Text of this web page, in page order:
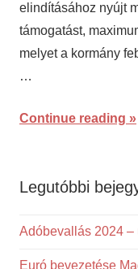
elindításához nyújt
támogatást,
melyet a kormány
…
Continue reading
Legutóbbi
Adóbevallás 2024 –
Euró bevezetése